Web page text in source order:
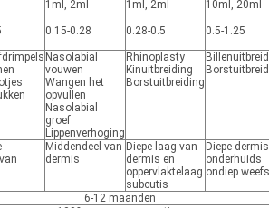
1ml, 2ml 1ml, 2ml 10ml, 20ml
0.15-0.28 0.28-0.5 0.5-1.25
Nasolabial
vouwen
Wangen het
opvullen
Nasolabial
groef
Lippenverhoging
Rhinoplasty
Kinuitbreiding
Borstuitbreiding
Middendeel van
dermis
Diepe laag van
dermis en
oppervlaktelaag
subcutis
Diepe
onderhuids
ondiep
6-12 maanden